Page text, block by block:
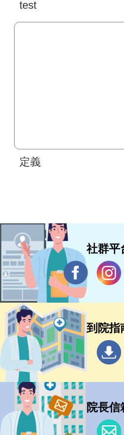
test
定義
社群平
到院指
院長信